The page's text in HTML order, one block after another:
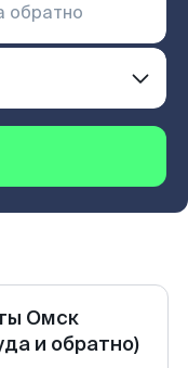
Омск
и обратно)